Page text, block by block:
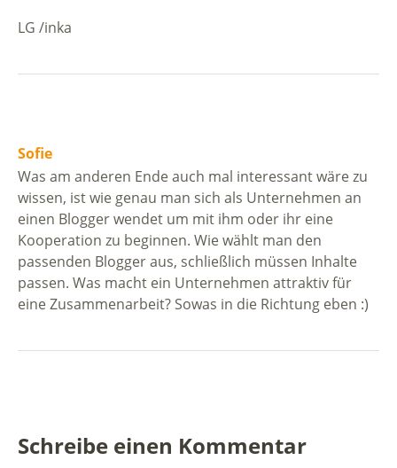
LG /inka
Sofie
Was am anderen Ende auch mal interessant wäre zu
wissen, ist wie genau man sich als Unternehmen an
einen Blogger wendet um mit ihm oder ihr eine
Kooperation zu beginnen. Wie wählt man den
passenden Blogger aus, schließlich müssen Inhalte
passen. Was macht ein Unternehmen attraktiv für
eine Zusammenarbeit? Sowas in die Richtung eben :)
Schreibe einen Kommentar